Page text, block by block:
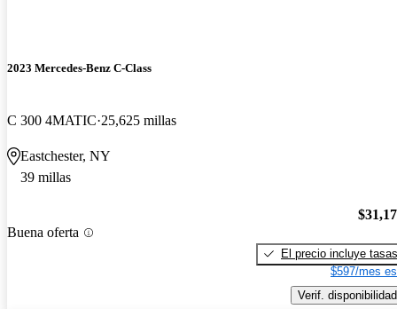
2023 Mercedes-Benz C-Class
C 300 4MATIC 25,625 millas
Eastchester, NY
39 millas
Buena oferta
El precio incluye tasas
$597/mes
Verif. disponibilidad